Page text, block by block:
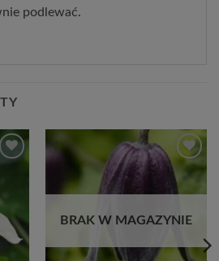
podlewać.
Dodaj
do
listy
BRAK W MAGAZYNIE